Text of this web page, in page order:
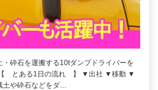
・砕石を運搬する10tダンプドライバーを
【 とある1日の流れ 】 ▼出社 ▼移動 ▼
土や砕石などをダ…